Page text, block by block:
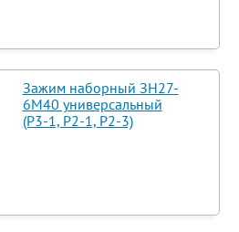
Зажим наборный ЗН27-
6М40 универсальный
(Р3-1, Р2-1, Р2-3)